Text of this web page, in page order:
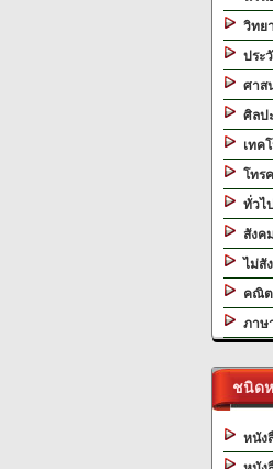
วิทย
ประ
ศาส
ศิลป
เทค
โทร
ทั่วไ
สังค
ไม่สั
คณิต
ภาษ
ชนิด
หนัง